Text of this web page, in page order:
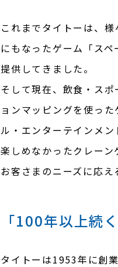
これまでタイトーは、
にもなったゲーム「ス
提供してきました。
そして現在、飲食・ス
ョンマッピングを使っ
ル・エンターテインメ
楽しめなかったクレー
お客さまのニーズに応え
「100年以上続
タイトーは1953年に創